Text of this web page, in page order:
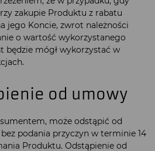
zakupie Produktu z rabatu
jego Koncie, zwrot należności
o wartość wykorzystanego
będzie mógł wykorzystać w
od umowy
może odstąpić od
podania przyczyn w terminie 14
Produktu. Odstąpienie od